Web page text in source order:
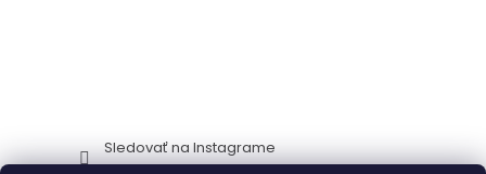
Sledovať na Instagrame